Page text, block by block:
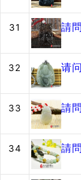
31 請
32 请
33 請
34 請